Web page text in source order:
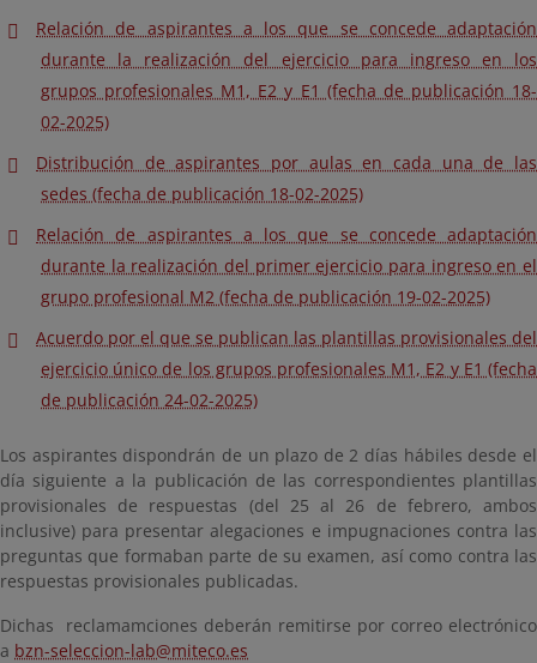
Relación de aspirantes a los que se concede adaptación
durante la realización del ejercicio para ingreso en los
grupos profesionales M1, E2 y E1 (fecha de publicación 18-
02-2025)
Distribución de aspirantes por aulas en cada una de las
sedes (fecha de publicación 18-02-2025)
Relación de aspirantes a los que se concede adaptación
durante la realización del primer ejercicio para ingreso en el
grupo profesional M2 (fecha de publicación 19-02-2025)
Acuerdo por el que se publican las plantillas provisionales del
ejercicio único de los grupos profesionales M1, E2 y E1 (fecha
de publicación 24-02-2025)
Los aspirantes dispondrán de un plazo de 2 días hábiles desde el
día siguiente a la publicación de las correspondientes plantillas
provisionales de respuestas (del 25 al 26 de febrero, ambos
inclusive) para presentar alegaciones e impugnaciones contra las
preguntas que formaban parte de su examen, así como contra las
respuestas provisionales publicadas.
Dichas reclamamciones deberán remitirse por correo electrónico
a bzn-seleccion-lab@miteco.es